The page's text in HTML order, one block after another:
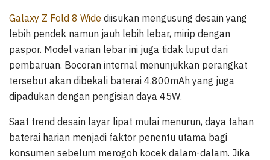
Galaxy Z Fold 8 Wide diisukan mengusung desain yang
lebih pendek namun jauh lebih lebar, mirip dengan
paspor. Model varian lebar ini juga tidak luput dari
pembaruan. Bocoran internal menunjukkan perangkat
tersebut akan dibekali baterai 4.800mAh yang juga
dipadukan dengan pengisian daya 45W.
Saat trend desain layar lipat mulai menurun, daya tahan
baterai harian menjadi faktor penentu utama bagi
konsumen sebelum merogoh kocek dalam-dalam. Jika